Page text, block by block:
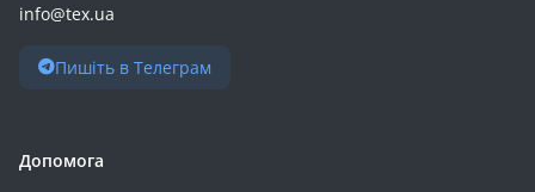
info@tex.ua
Пишіть в Телеграм
Допомога